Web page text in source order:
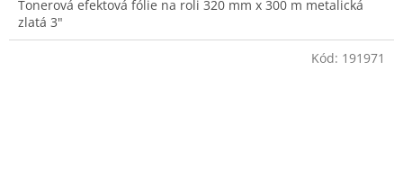
Tonerová efektová fólie na roli 320 mm x 300 m metalická
zlatá 3"
Kód: 191971